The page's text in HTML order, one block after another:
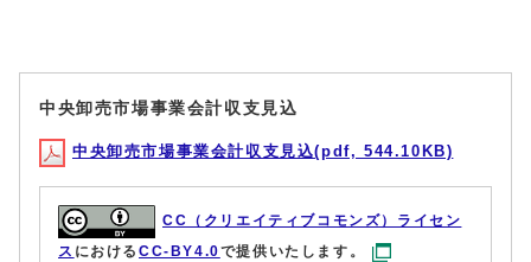
中央卸売市場事業会計収支見込
中央卸売市場事業会計収支見込(pdf, 544.10KB)
CC（クリエイティブコモンズ）ライセン
ス におけるCC-BY4.0で提供いたします。